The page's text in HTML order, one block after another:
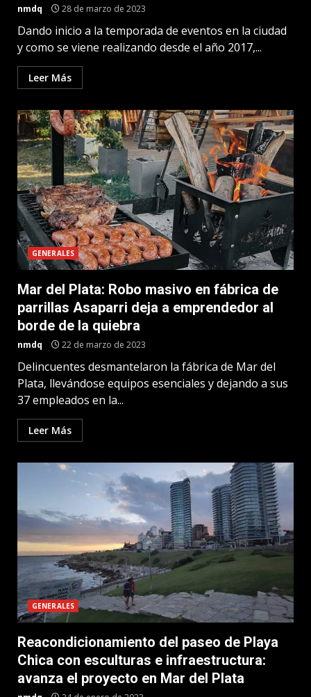
nmdq 28 de marzo de 2023
Dando inicio a la temporada de eventos en la ciudad
y como se viene realizando desde el año 2017,...
Leer Más
GENERALES
Mar del Plata: Robo masivo en fábrica de
parrillas Asaparri deja a emprendedor al
borde de la quiebra
nmdq 22 de marzo de 2023
Delincuentes desmantelaron la fábrica de Mar del
Plata, llevándose equipos esenciales y dejando a sus
37 empleados en la...
Leer Más
GENERALES
Reacondicionamiento del paseo de Playa
Chica con esculturas e infraestructura:
avanza el proyecto en Mar del Plata